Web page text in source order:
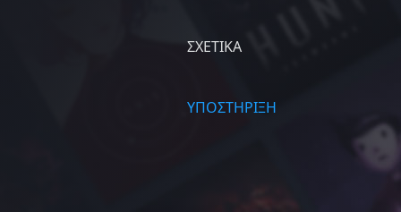
ΣΧΕΤΙΚΆ
ΥΠΟΣΤΗΡΙΞΗ